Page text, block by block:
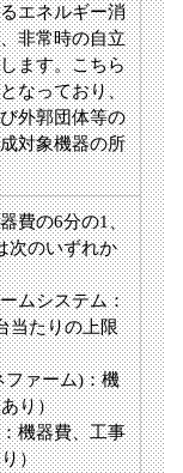
エネルギー消
非常時の自立
ます。こちら
なっており、
外郭団体等の
対象機器の所
費の6分の1、
次のいずれか
ムシステム：
当たりの上限
ファーム)：機
り）
機器費、工事
）